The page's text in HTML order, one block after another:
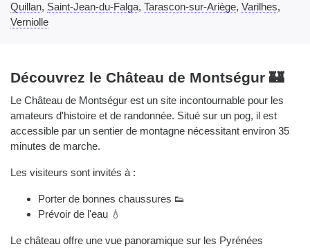
Quillan, Saint-Jean-du-Falga, Tarascon-sur-Ariège, Varilhes,
Verniolle
Découvrez le Château de Montségur 🏰
Le Château de Montségur est un site incontournable pour les
amateurs d'histoire et de randonnée. Situé sur un pog, il est
accessible par un sentier de montagne nécessitant environ 35
minutes de marche.
Les visiteurs sont invités à :
Porter de bonnes chaussures 👟
Prévoir de l'eau 💧
Le château offre une vue panoramique sur les Pyrénées